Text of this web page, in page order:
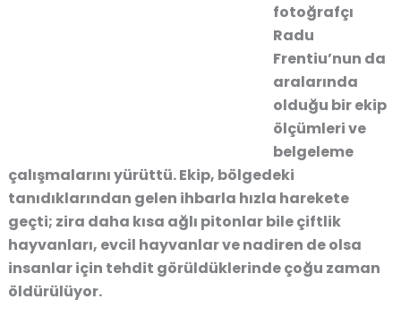
fotoğrafçı
Radu
Frentiu’nun da
aralarında
olduğu bir ekip
ölçümleri ve
belgeleme
çalışmalarını yürüttü. Ekip, bölgedeki
tanıdıklarından gelen ihbarla hızla harekete
geçti; zira daha kısa ağlı pitonlar bile çiftlik
hayvanları, evcil hayvanlar ve nadiren de olsa
insanlar için tehdit görüldüklerinde çoğu zaman
öldürülüyor.